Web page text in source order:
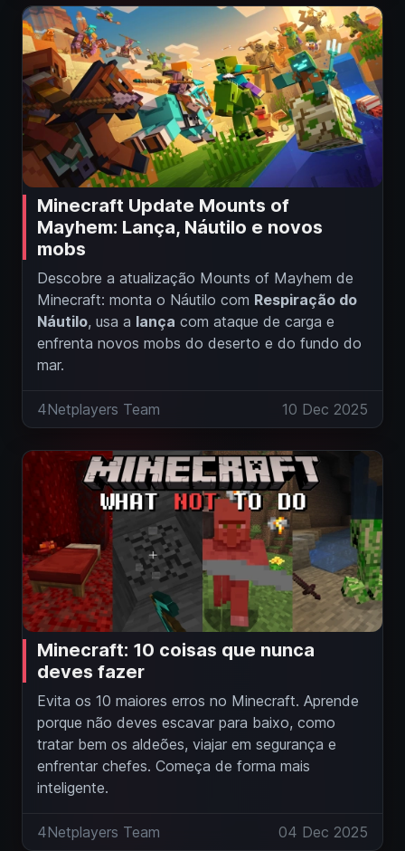
Minecraft Update Mounts of
Mayhem: Lança, Náutilo e novos
mobs
Descobre a atualização Mounts of Mayhem de
Minecraft: monta o Náutilo com Respiração do
Náutilo, usa a lança com ataque de carga e
enfrenta novos mobs do deserto e do fundo do
mar.
4Netplayers Team 10 Dec 2025
Minecraft: 10 coisas que nunca
deves fazer
Evita os 10 maiores erros no Minecraft. Aprende
porque não deves escavar para baixo, como
tratar bem os aldeões, viajar em segurança e
enfrentar chefes. Começa de forma mais
inteligente.
4Netplayers Team 04 Dec 2025